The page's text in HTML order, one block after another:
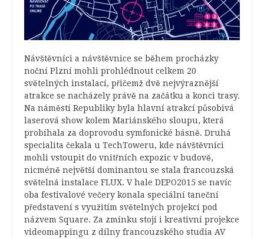
Návštěvníci a návštěvnice se během procházky
noční Plzní mohli prohlédnout celkem 20
světelných instalací, přičemž dvě nejvýraznější
atrakce se nacházely právě na začátku a konci trasy.
Na náměstí Republiky byla hlavní atrakcí působivá
laserová show kolem Mariánského sloupu, která
probíhala za doprovodu symfonické básně. Druhá
specialita čekala u TechToweru, kde návštěvníci
mohli vstoupit do vnitřních expozic v budově,
nicméně největší dominantou se stala francouzská
světelná instalace FLUX. V hale DEPO2015 se navíc
oba festivalové večery konala speciální taneční
představení s využitím světelných projekcí pod
názvem Square. Za zmínku stojí i kreativní projekce
videomappingu z dílny francouzského studia AV